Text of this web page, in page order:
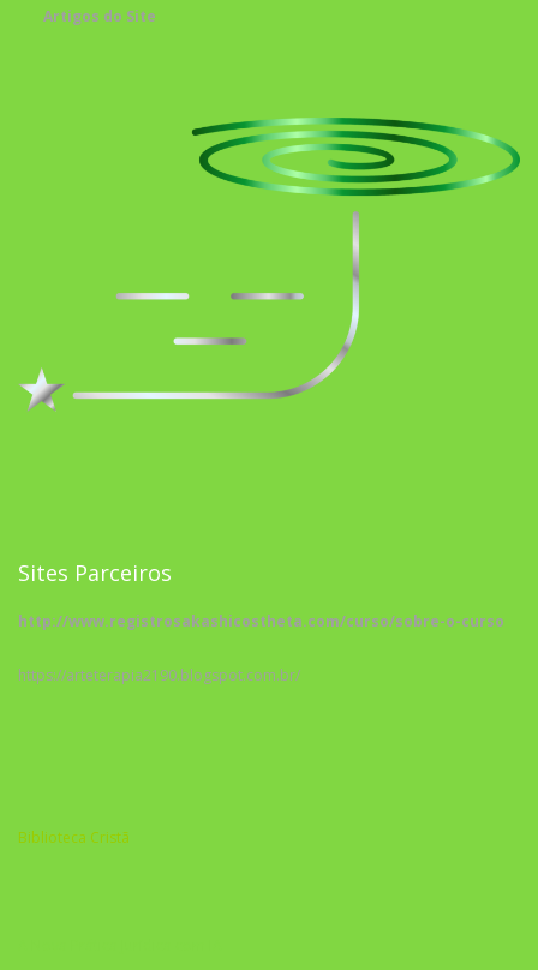
Artigos do Site
Sites Parceiros
http://www.registrosakashicostheta.com/curso/sobre-o-curso
https://arteterapia2190.blogspot.com.br/
Biblioteca Cristã